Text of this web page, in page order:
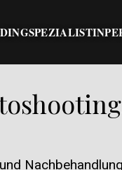
SPEZIALISTIN
Nachbehandlung